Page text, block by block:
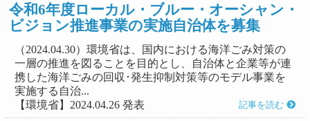
令和6年度ローカル・ブルー・オーシャン・
ビジョン推進事業の実施自治体を募集
（2024.04.30）環境省は、国内における海洋ごみ対策の
一層の推進を図ることを目的とし、自治体と企業等が連
携した海洋ごみの回収･発生抑制対策等のモデル事業を
実施する自治...
【環境省】2024.04.26 発表
記事を読む